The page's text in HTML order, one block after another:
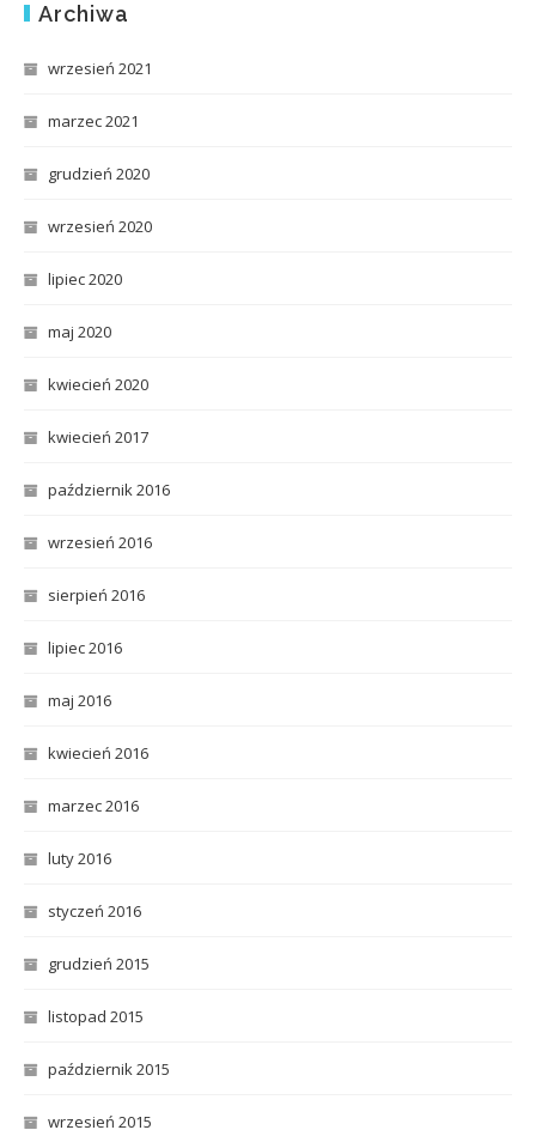
Archiwa
wrzesień 2021
marzec 2021
grudzień 2020
wrzesień 2020
lipiec 2020
maj 2020
kwiecień 2020
kwiecień 2017
październik 2016
wrzesień 2016
sierpień 2016
lipiec 2016
maj 2016
kwiecień 2016
marzec 2016
luty 2016
styczeń 2016
grudzień 2015
listopad 2015
październik 2015
wrzesień 2015